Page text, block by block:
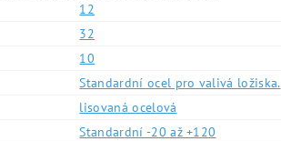
12
32
10
Standardní ocel pro valivá ložiska.
lisovaná ocelová
Standardní -20 až +120